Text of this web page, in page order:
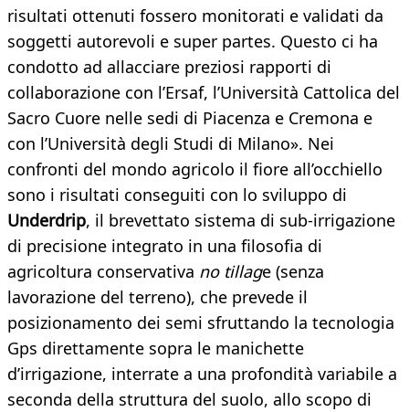
risultati ottenuti fossero monitorati e validati da
soggetti autorevoli e super partes. Questo ci ha
condotto ad allacciare preziosi rapporti di
collaborazione con l’Ersaf, l’Università Cattolica del
Sacro Cuore nelle sedi di Piacenza e Cremona e
con l’Università degli Studi di Milano». Nei
confronti del mondo agricolo il fiore all’occhiello
sono i risultati conseguiti con lo sviluppo di
Underdrip, il brevettato sistema di sub-irrigazione
di precisione integrato in una filosofia di
agricoltura conservativa no tillage (senza
lavorazione del terreno), che prevede il
posizionamento dei semi sfruttando la tecnologia
Gps direttamente sopra le manichette
d’irrigazione, interrate a una profondità variabile a
seconda della struttura del suolo, allo scopo di